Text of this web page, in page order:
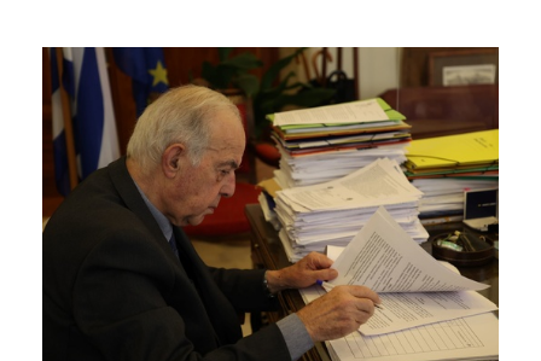
2013
2012
2011
2010